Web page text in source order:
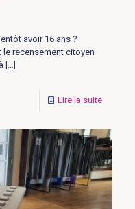
avoir 16 ans ?
le recensement citoyen
[…]
Lire la suite